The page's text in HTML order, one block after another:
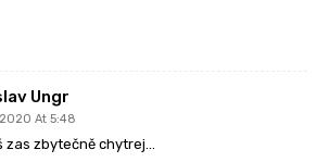
Ungr
At 5:48
zas zbytečně chytrej…